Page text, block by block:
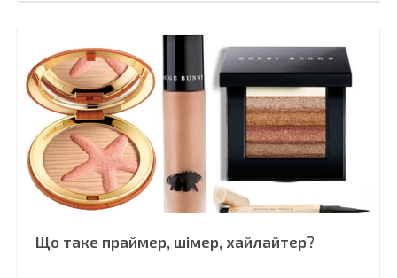
Що таке праймер, шімер, хайлайтер?